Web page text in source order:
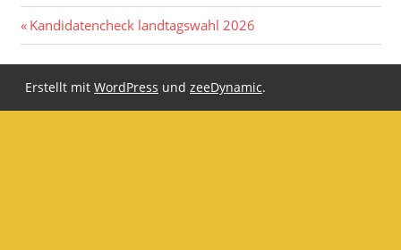
Beitragsnavigation
Vorheriger
Beitrag:
Kandidatencheck landtagswahl 2026
Erstellt mit WordPress und zeeDynamic.